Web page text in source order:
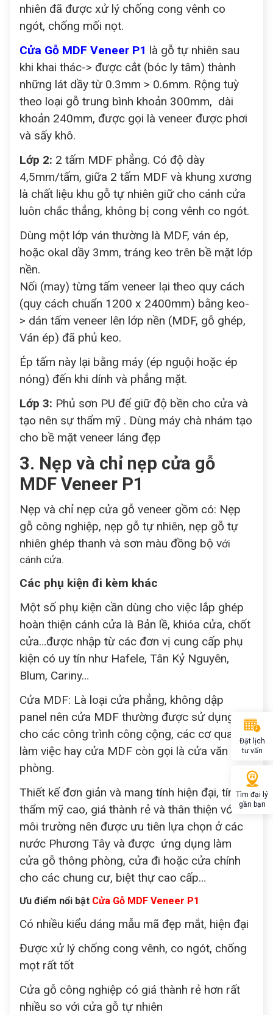
nhiên đã được xử lý chống cong vênh co
ngót, chống mối nọt.
Cửa Gỗ MDF Veneer P1 là gỗ tự nhiên sau
khi khai thác-> được cắt (bóc ly tâm) thành
những lát dầy từ 0.3mm > 0.6mm. Rộng tuỳ
theo loại gỗ trung bình khoản 300mm, dài
khoản 240mm, được gọi là veneer được phơi
và sấy khô.
Lớp 2: 2 tấm MDF phẳng. Có độ dày
4,5mm/tấm, giữa 2 tấm MDF và khung xương
là chất liệu khu gỗ tự nhiên giữ cho cánh cửa
luôn chắc thẳng, không bị cong vênh co ngót.
Dùng một lớp ván thường là MDF, ván ép,
hoặc okal dầy 3mm, tráng keo trên bề mặt lớp
nền.
Nối (may) từng tấm veneer lại theo quy cách
(quy cách chuẩn 1200 x 2400mm) bằng keo-
> dán tấm veneer lên lớp nền (MDF, gỗ ghép,
Ván ép) đã phủ keo.
Ép tấm này lại bằng máy (ép nguội hoặc ép
nóng) đến khi dính và phẳng mặt.
Lớp 3: Phủ sơn PU để giữ độ bền cho cửa và
tạo nên sự thẩm mỹ . Dùng máy chà nhám tạo
cho bề mặt veneer láng đẹp
3. Nẹp và chỉ nẹp cửa gỗ
MDF Veneer P1
Nẹp và chỉ nẹp cửa gỗ veneer gồm có: Nẹp
gỗ công nghiệp, nẹp gỗ tự nhiên, nẹp gỗ tự
nhiên ghép thanh và sơn màu đồng bộ với
cánh cửa.
Các phụ kiện đi kèm khác
Một số phụ kiện cần dùng cho việc lắp ghép
hoàn thiện cánh cửa là Bản lề, khióa cửa, chốt
cửa…được nhập từ các đơn vị cung cấp phụ
kiện có uy tín như Hafele, Tân Kỷ Nguyên,
Blum, Cariny…
Cửa MDF: Là loại cửa phẳng, không dập
panel nên cửa MDF thường được sử dụng
cho các công trình công cộng, các cơ quan
làm việc hay cửa MDF còn gọi là cửa văn
phòng.
Thiết kế đơn giản và mang tính hiện đại, tính
thẩm mỹ cao, giá thành rẻ và thân thiện với
môi trường nên được ưu tiên lựa chọn ở các
nước Phương Tây và được ứng dụng làm
cửa gỗ thông phòng, cửa đi hoặc cửa chính
cho các chung cư, biệt thự cao cấp…
Ưu điểm nổi bật Cửa Gỗ MDF Veneer P1
Có nhiều kiểu dáng mẫu mã đẹp mắt, hiện đại
Được xử lý chống cong vênh, co ngót, chống
mọt rất tốt
Cửa gỗ công nghiệp có giá thành rẻ hơn rất
nhiều so với cửa gỗ tự nhiên
Đặt lịch
tư vấn
Tìm đại lý
gần bạn